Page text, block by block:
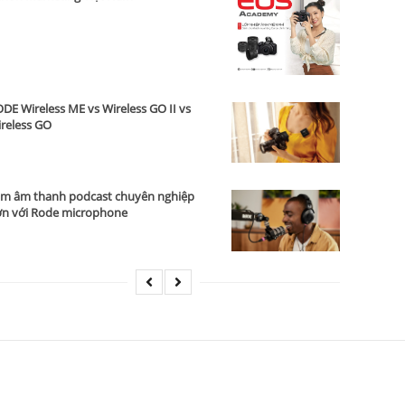
Wireless ME vs Wireless GO II vs
GO
âm thanh podcast chuyên nghiệp
với Rode microphone